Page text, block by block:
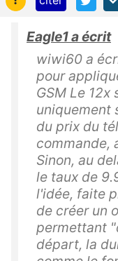
Eagle1 a écrit
wiwi60 a
pour
GSM Le
uniquement
du prix du
commande,
Sinon, au
le taux de
l'idée, faite
de créer un
permettant
départ, la